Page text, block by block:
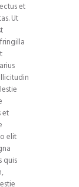
et
Ut
et
elit
quis